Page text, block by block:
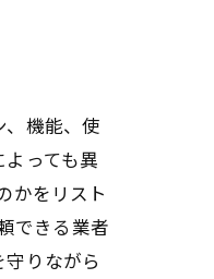
機能、使
っても異
かをリスト
できる業者
りながら